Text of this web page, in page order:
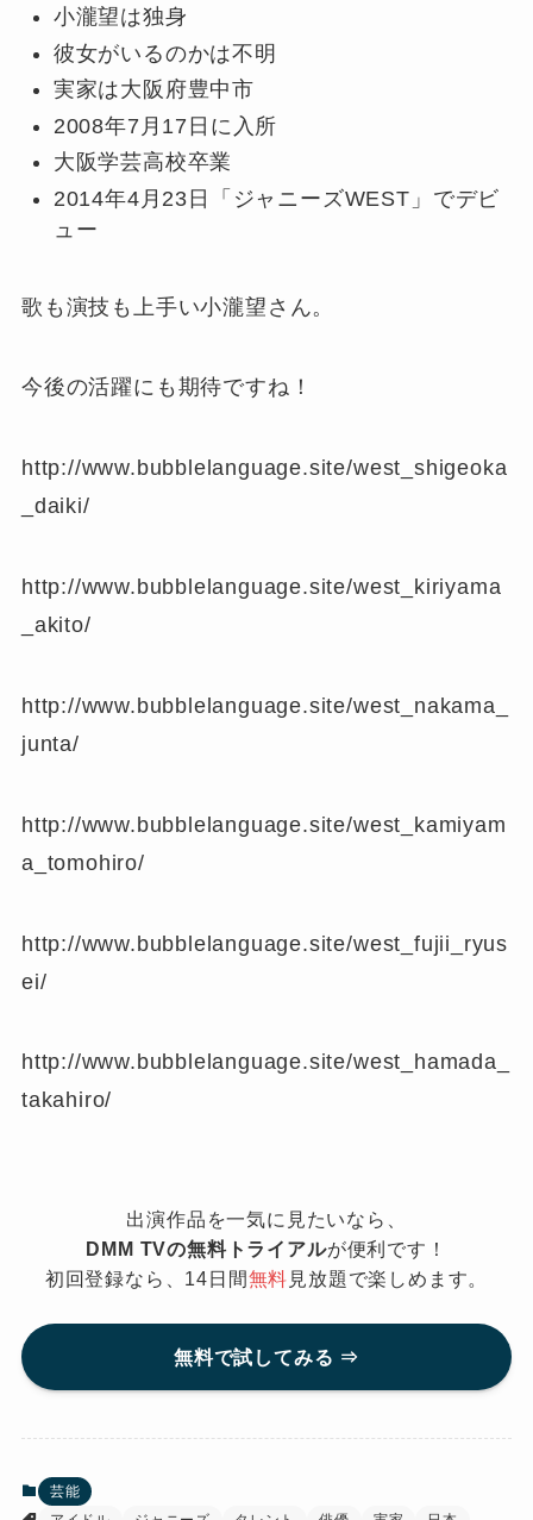
小瀧望は独身
彼女がいるのかは不明
実家は大阪府豊中市
2008年7月17日に入所
大阪学芸高校卒業
2014年4月23日「ジャニーズWEST」でデビ
ュー
歌も演技も上手い小瀧望さん。
今後の活躍にも期待ですね！
http://www.bubblelanguage.site/west_shigeoka
_daiki/
http://www.bubblelanguage.site/west_kiriyama
_akito/
http://www.bubblelanguage.site/west_nakama_
junta/
http://www.bubblelanguage.site/west_kamiyam
a_tomohiro/
http://www.bubblelanguage.site/west_fujii_ryus
ei/
http://www.bubblelanguage.site/west_hamada_
takahiro/
出演作品を一気に見たいなら、
DMM TVの無料トライアルが便利です！
初回登録なら、14日間無料 見放題で楽しめます。
無料で試してみる ⇒
芸能